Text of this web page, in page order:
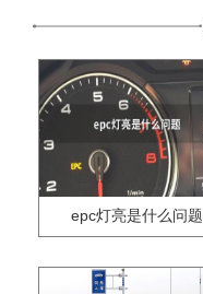
epc灯亮是什么问题